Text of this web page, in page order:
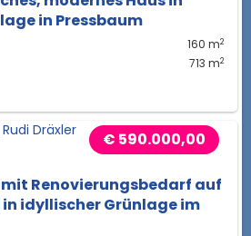
in Pressbaum
160 m2
713 m2
€ 590.000,00
Renovierungsbedarf auf
idyllischer Grünlage im